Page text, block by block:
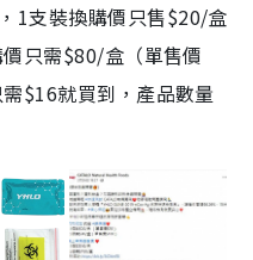
1支裝換購價只售$20/盒
價只需$80/盒（單售價
$16就買到，產品數量